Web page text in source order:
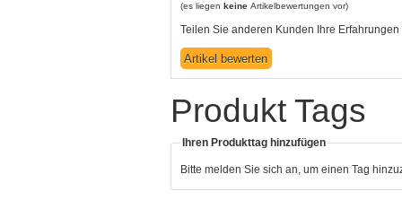
(es liegen keine Artikelbewertungen vor)
Teilen Sie anderen Kunden Ihre Erfahrungen
Produkt Tags
Ihren Produkttag hinzufügen
Bitte melden Sie sich an, um einen Tag